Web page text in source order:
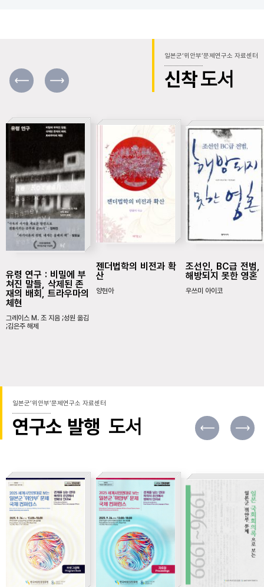
일본군‘위안부’문제연구소 자료센터
신착도서
유령 연구 : 비밀에 부
쳐진 말들, 삭제된 존
재의 배회, 트라우마의
체현
그레이스 M. 조 지음 ;성원 옮김
;김은주 해제
젠더법학의 비전과 확
산
양현아
조선인, BC급 전범,
해방되지 못한 영혼
우쓰미 아이코
일본군’위안부’문제연구소 자료센터
연구소 발행 도서